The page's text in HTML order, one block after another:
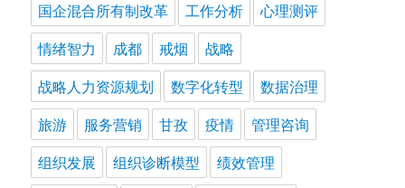
国企混合所有制改革
工作分析
心理测评
情绪智力
成都 戒烟
战略
战略人力资源规划
数字化转型
数据治理
旅游
服务营销 甘孜 疫情
管理咨询
组织发展
组织诊断模型
绩效管理